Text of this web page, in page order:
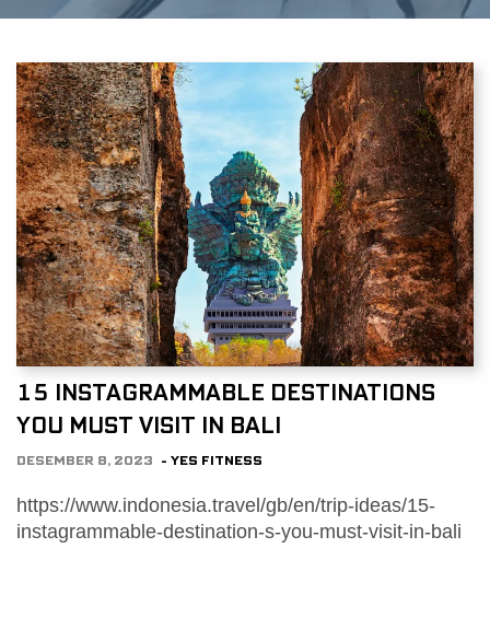
15 INSTAGRAMMABLE DESTINATIONS
YOU MUST VISIT IN BALI
DESEMBER 8, 2023 - YES FITNESS
https://www.indonesia.travel/gb/en/trip-ideas/15-
instagrammable-destination-s-you-must-visit-in-bali